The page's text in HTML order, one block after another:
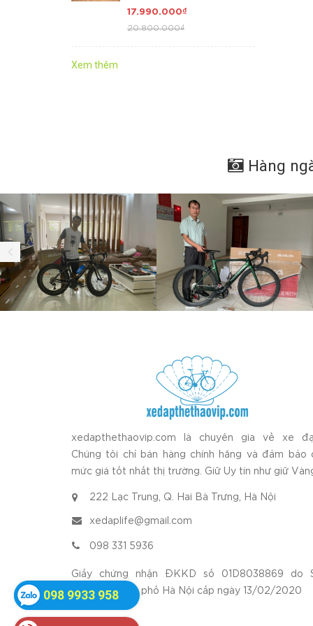
T800 cao cấp, Group
17.990.000₫
20.800.000₫
Xem thêm
Hàng
xedapthethaovip.com là chuyên gia về xe
Chúng tôi chỉ bán hàng chính hãng và đảm bảo
mức giá tốt nhất thị trường. Giữ Uy tín như giữ
222 Lạc Trung, Q. Hai Bà Trưng, Hà Nội
xedaplife@gmail.com
098 331 5936
Giấy chứng nhận ĐKKD số 01D8038869 do
KH&ĐT thành phố Hà Nội cấp ngày 13/02/2020
098 9933 958